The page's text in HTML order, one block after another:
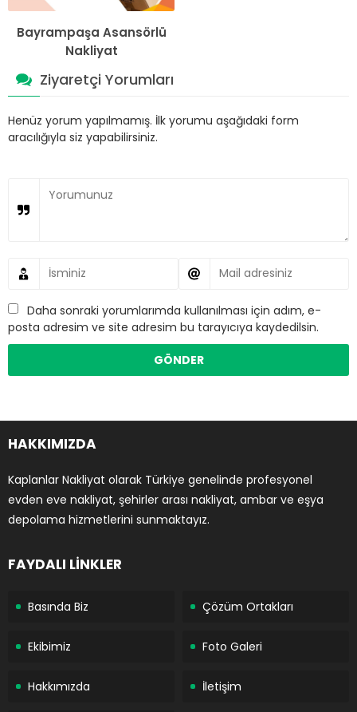
Bayrampaşa Asansörlü
Nakliyat
Ziyaretçi Yorumları
Henüz yorum yapılmamış. İlk yorumu aşağıdaki form
aracılığıyla siz yapabilirsiniz.
Daha sonraki yorumlarımda kullanılması için adım, e-
posta adresim ve site adresim bu tarayıcıya kaydedilsin.
HAKKIMIZDA
Kaplanlar Nakliyat olarak Türkiye genelinde profesyonel
evden eve nakliyat, şehirler arası nakliyat, ambar ve eşya
depolama hizmetlerini sunmaktayız.
FAYDALI LİNKLER
Basında Biz Çözüm Ortakları
Ekibimiz Foto Galeri
Hakkımızda İletişim